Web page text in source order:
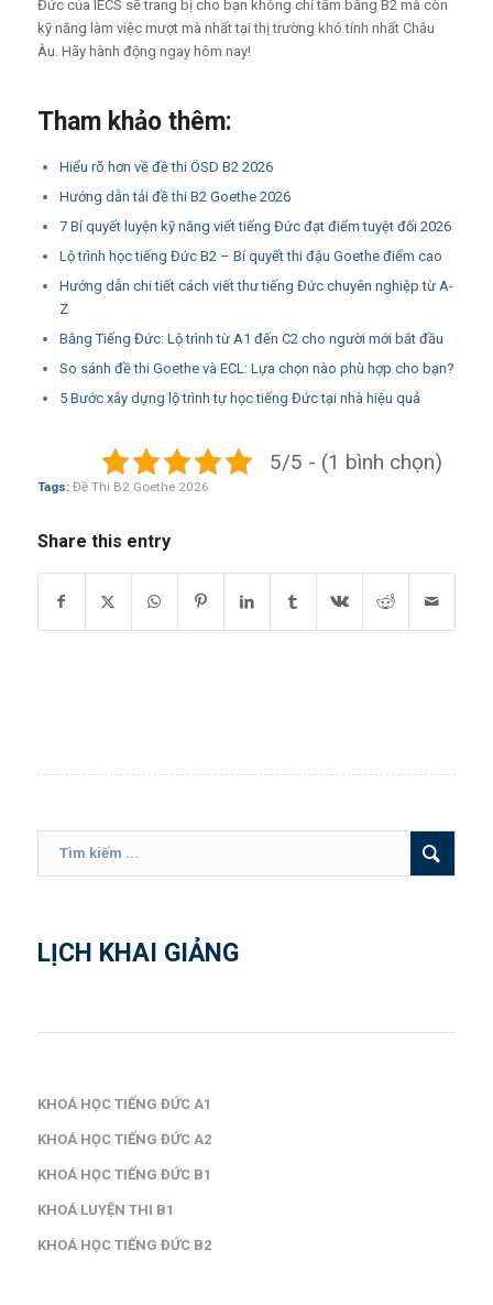
Đức của IECS sẽ trang bị cho bạn không chỉ tấm bằng B2 mà còn
kỹ năng làm việc mượt mà nhất tại thị trường khó tính nhất Châu
Âu. Hãy hành động ngay hôm nay!
Tham khảo thêm:
Hiểu rõ hơn về đề thi ÖSD B2 2026
Hướng dẫn tải đề thi B2 Goethe 2026
7 Bí quyết luyện kỹ năng viết tiếng Đức đạt điểm tuyệt đối 2026
Lộ trình học tiếng Đức B2 – Bí quyết thi đậu Goethe điểm cao
Hướng dẫn chi tiết cách viết thư tiếng Đức chuyên nghiệp từ A-
Z
Bằng Tiếng Đức: Lộ trình từ A1 đến C2 cho người mới bắt đầu
So sánh đề thi Goethe và ECL: Lựa chọn nào phù hợp cho bạn?
5 Bước xây dựng lộ trình tự học tiếng Đức tại nhà hiệu quả
5/5 - (1 bình chọn)
Tags: Đề Thi B2 Goethe 2026
Share this entry
LỊCH KHAI GIẢNG
KHOÁ HỌC TIẾNG ĐỨC A1
KHOÁ HỌC TIẾNG ĐỨC A2
KHOÁ HỌC TIẾNG ĐỨC B1
KHOÁ LUYỆN THI B1
KHOÁ HỌC TIẾNG ĐỨC B2